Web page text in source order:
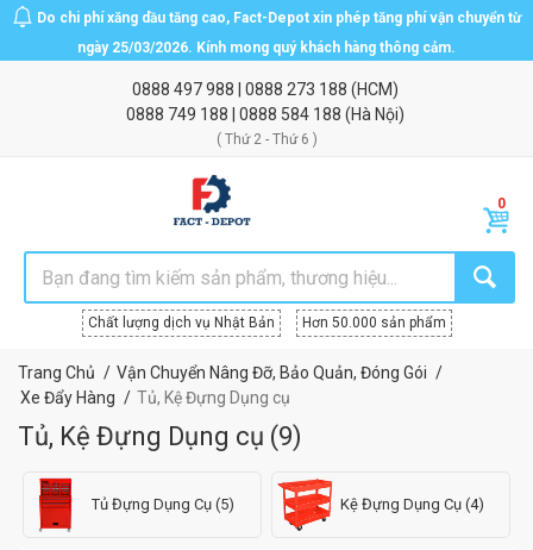
Do chi phí xăng dầu tăng cao, Fact-Depot xin phép tăng phí vận chuyển từ
ngày 25/03/2026. Kính mong quý khách hàng thông cảm.
0888 497 988 0888 273 188 (HCM)
0888 749 188
0888 584 188 (Hà Nội)
( Thứ 2 - Thứ 6 )
Chất lượng dịch vụ Nhật Bản Hơn 50.000 sản phẩm
Trang Chủ
Vận Chuyển Nâng Đỡ, Bảo Quản, Đóng Gói
Xe Đẩy Hàng
Tủ, Kệ Đựng Dụng cụ
Tủ, Kệ Đựng Dụng cụ (9)
Tủ Đựng Dụng Cụ (5) Kệ Đựng Dụng Cụ (4)